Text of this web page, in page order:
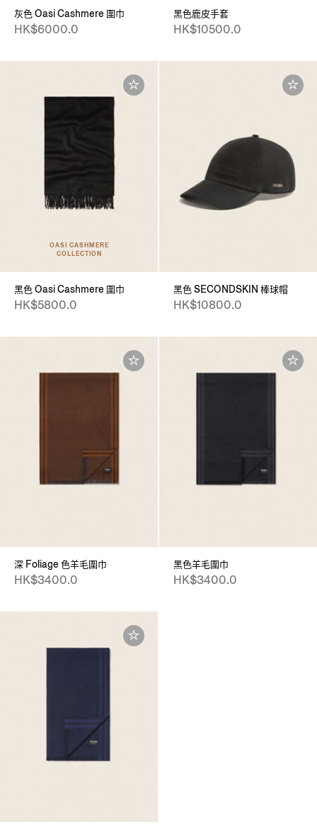
灰色 Oasi Cashmere 圍巾
HK$6000.0
黑色鹿皮手套
HK$10500.0
OASI CASHMERE
COLLECTION
黑色 Oasi Cashmere 圍巾
HK$5800.0
黑色 SECONDSKIN 棒球帽
HK$10800.0
深 Foliage 色羊毛圍巾
HK$3400.0
黑色羊毛圍巾
HK$3400.0